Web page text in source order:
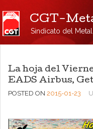
CGT-
Sindicato del
La hoja del
EADS Airbus,
POSTED ON 2015-01-23